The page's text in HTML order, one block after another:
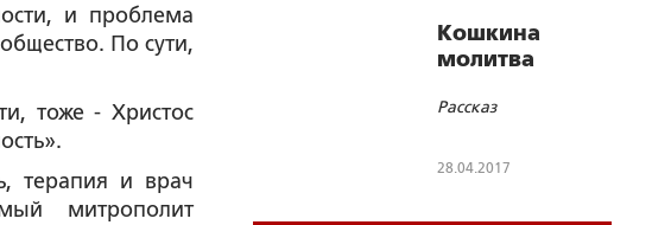
и проблема
По сути,
тоже - Христос
терапия и врач
митрополит
людей
Кошкина
молитва
Рассказ
28.04.2017